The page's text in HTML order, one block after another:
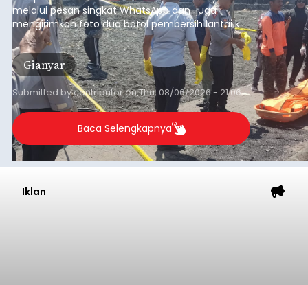
melalui pesan singkat WhatsApp dan juga
mengirimkan foto dua botol pembersih lantai ke
istrinya.
Gianyar
Submitted bycontributoronThu, 08/06/2026 - 21:06
Baca Selengkapnya
Iklan